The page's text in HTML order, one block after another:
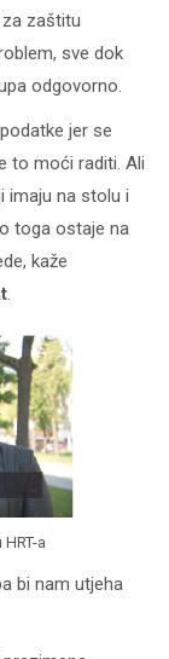
zaštitu
sve dok
odgovorno.
jer se
to moći raditi. Ali
imaju na stolu i
toga ostaje na
kaže
.
a
bi nam utjeha